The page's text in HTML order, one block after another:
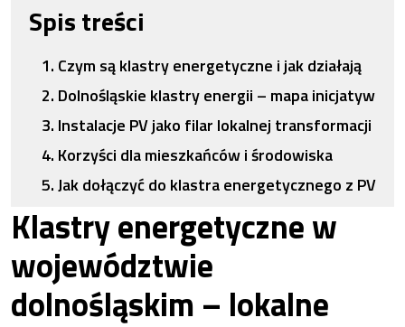
Spis treści
Czym są klastry energetyczne i jak działają
Dolnośląskie klastry energii – mapa inicjatyw
Instalacje PV jako filar lokalnej transformacji
Korzyści dla mieszkańców i środowiska
Jak dołączyć do klastra energetycznego z PV
Klastry energetyczne w
województwie
dolnośląskim – lokalne